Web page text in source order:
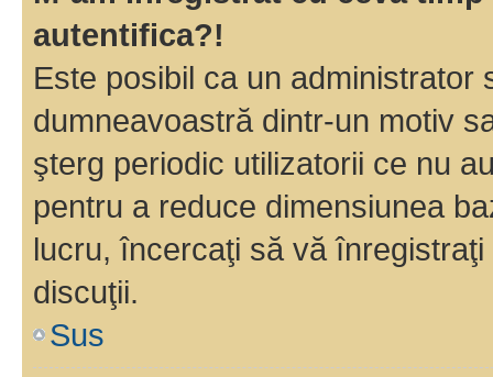
autentifica?!
Este posibil ca un
dumneavoastră dintr-un motiv
şterg periodic utilizatorii ce nu
pentru a reduce dimensiunea
lucru, încercaţi să vă
discuţii.
Sus